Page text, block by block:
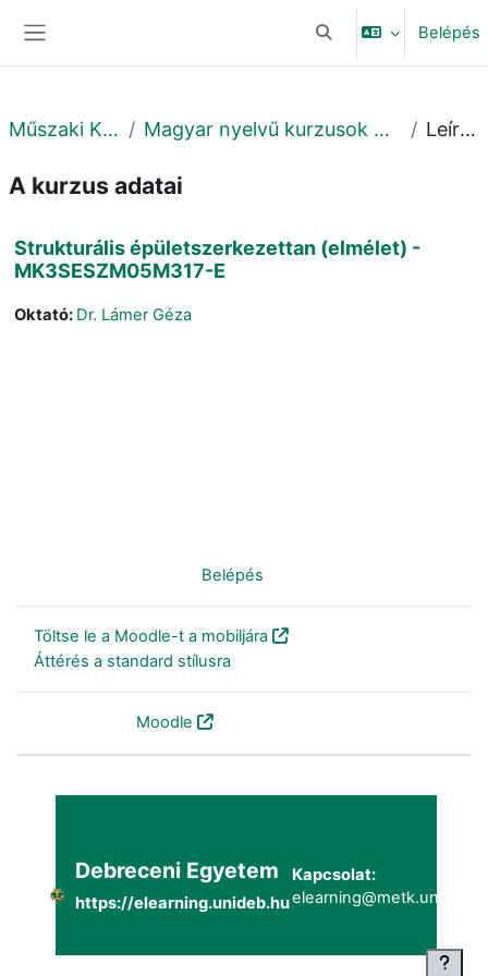
Keresési bemeneti
Belépés
Műszaki Kar Magyar nyelvű kurzusok MK Leírás
A kurzus adatai
Strukturális épületszerkezettan (elmélet) -
MK3SESZM05M317-E
Oktató: Dr. Lámer Géza
Belépés
Töltse le a Moodle-t a mobiljára
Áttérés a standard stílusra
Moodle
Debreceni Egyetem
https://elearning.unideb.hu
Kapcsolat: